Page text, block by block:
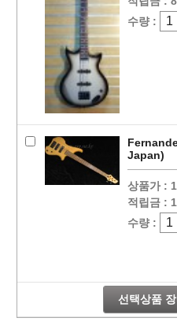
수량 :
Japan)
상품가 :
적립금 :
수량 :
선택상품 장